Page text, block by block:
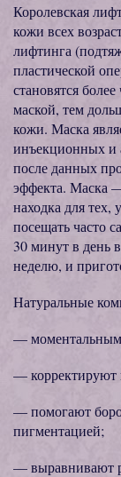
Королевская
кожи всех
лифтинга
пластической
становятся
маской, тем
кожи. Маска
инъекционных и
после данных
эффекта. Маска
находка для тех,
посещать часто
30 минут в день
неделю, и
Натуральные
—
— корректируют
— помогают
пигментацией;
— выравнивают